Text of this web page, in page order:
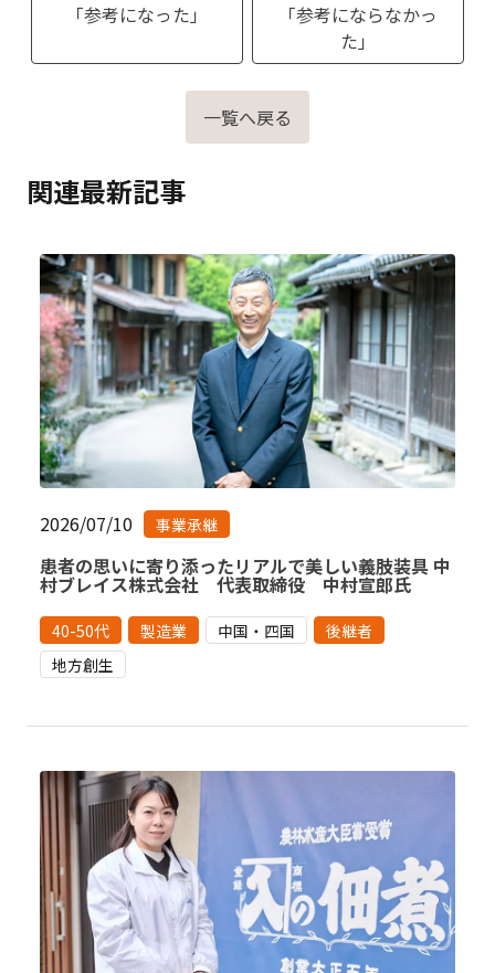
「参考になった」
「参考にならなかっ
た」
一覧へ戻る
関連最新記事
2026/07/10 事業承継
患者の思いに寄り添ったリアルで美しい義肢装具 中
村ブレイス株式会社 代表取締役 中村宣郎氏
40-50代 製造業 中国・四国
後継者
地方創生